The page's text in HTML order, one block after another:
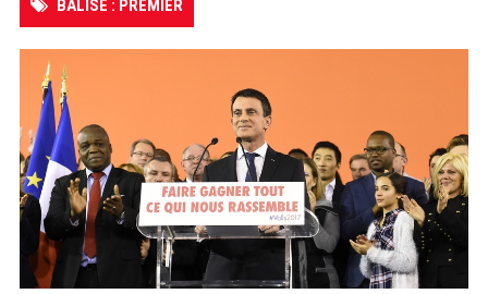
BALISE : PREMIER